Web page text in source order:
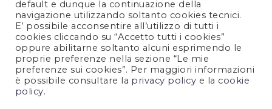
FOLLOW US
default e dunque la continuazione della
navigazione utilizzando soltanto cookies tecnici.
E’ possibile acconsentire all’utilizzo di tutti i
cookies cliccando su “Accetto tutti i cookies”
oppure abilitarne soltanto alcuni esprimendo le
proprie preferenze nella sezione “Le mie
preferenze sui cookies”. Per maggiori informazioni
è possibile consultare la privacy policy e la cookie
policy.